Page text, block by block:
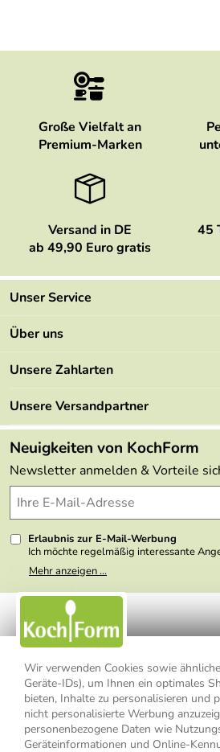
Wir verwenden Cookies sowie
Geräte-IDs), um Ihnen ein optimales
bieten, Inhalte zu personalisieren und
nicht personalisierte Werbung
personenbezogene Daten wie
Geräteinformationen und Online-
Große Vielfalt an
Premium-Marken
Versand in DE
ab 49,90 Euro gratis
45
Unser Service
Kontakt
Mehrwertsteuerfrei
Retourenportal
FAQs
Lieferbedingungen
Delivery Terms
Kundenlogin
Über uns
Marken
Angebote
Made in Germany
Themen
Wir über uns
Presse
Unsere Zahlarten
Unsere Versandpartner
Neuigkeiten von KochForm
Newsletter anmelden & Vorteile
Erlaubnis zur E-Mail-Werbung
Ich möchte regelmäßig interessante
Meine E-Mail-Adresse wird nicht an
weitergegeben. Zu statistischen
nicht erkennbar, welche konkrete Person
Einwilligung zur Nutzung meiner E-
kann ich jederzeit mit Wirkung für die
den Link "Abmelden" am Ende des
Option Newsletter im Mitgliederbereich
Datenschutzerklärung
habe ich zur
Mehr anzeigen ...
Impressum
Widerrufsbelehrung